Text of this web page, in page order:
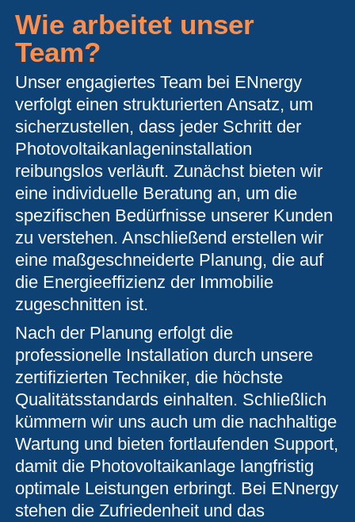
Wie arbeitet unser
Team?
Unser engagiertes Team bei ENnergy
verfolgt einen strukturierten Ansatz, um
sicherzustellen, dass jeder Schritt der
Photovoltaikanlageninstallation
reibungslos verläuft. Zunächst bieten wir
eine individuelle Beratung an, um die
spezifischen Bedürfnisse unserer Kunden
zu verstehen. Anschließend erstellen wir
eine maßgeschneiderte Planung, die auf
die Energieeffizienz der Immobilie
zugeschnitten ist.
Nach der Planung erfolgt die
professionelle Installation durch unsere
zertifizierten Techniker, die höchste
Qualitätsstandards einhalten. Schließlich
kümmern wir uns auch um die nachhaltige
Wartung und bieten fortlaufenden Support,
damit die Photovoltaikanlage langfristig
optimale Leistungen erbringt. Bei ENnergy
stehen die Zufriedenheit und das